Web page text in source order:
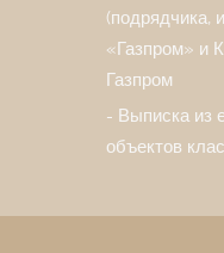
(подрядчика,
«Газпром» и
Газпром
Выписка из
объектов